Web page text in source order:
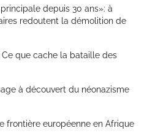
depuis 30 ans»: à
redoutent la démolition de
que cache la bataille des
à découvert du néonazisme
frontière européenne en Afrique